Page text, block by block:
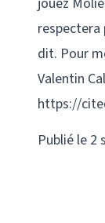
respectera
dit. Pour
Valentin
https://
Publié le 2